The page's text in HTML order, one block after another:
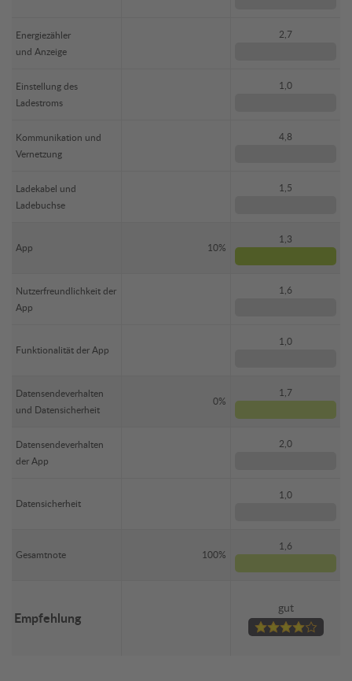
Energiezähler
und Anzeige
2,7
Einstellung des
Ladestroms
1,0
Kommunikation und
Vernetzung
4,8
Ladekabel und
Ladebuchse
1,5
App 10%
1,3
Nutzerfreundlichkeit der
App
1,6
Funktionalität der App
1,0
Datensendeverhalten
und Datensicherheit
0%
1,7
Datensendeverhalten
der App
2,0
Datensicherheit
1,0
Gesamtnote 100%
1,6
Empfehlung
gut